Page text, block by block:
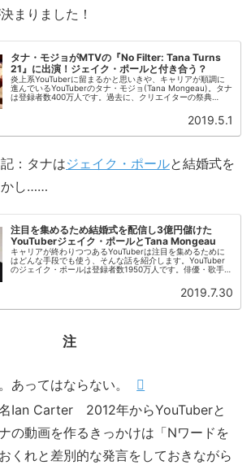
まりました！
タナ・モジョがMTVの『No Filter: Tana Turns
21』に出演！ジェイク・ポールと付き合う？
炎上系YouTuberに留まるかと思いきや、キャリアが順調に
進んでいるYouTuberのタナ・モジョ(Tana Mongeau)。タナ
は登録者数400万人です。過去に、クリエイターの祭典
2019.5.1
：タナはジェイク・ポールと結婚式を
し……
注目を集めるため結婚式を配信し3億円儲けた
YouTuberジェイク・ポールとTana Mongeau
キャリアが終わりつつあるYouTuberは注目を集めるために
はどんな手段でも使う、そんな話を紹介します。YouTuber
のジェイク・ポールは登録者数1950万人です。俳優・歌手・
2019.7.30
注
あってはならない。
Ian Carter 2012年からYouTuberと
の動画を作るきっかけは「Nワードを
くれと差別的な発言をしておきながら